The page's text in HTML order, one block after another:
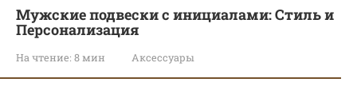
Мужские подвески с инициалами: Стиль и
Персонализация
На чтение: 8 мин Аксессуары